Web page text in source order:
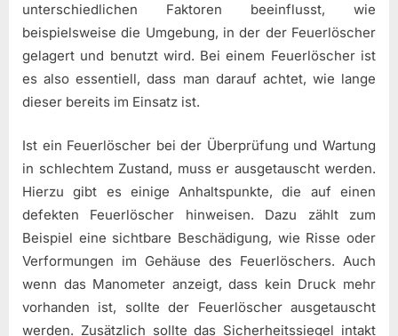
unterschiedlichen Faktoren beeinflusst, wie
beispielsweise die Umgebung, in der der Feuerlöscher
gelagert und benutzt wird. Bei einem Feuerlöscher ist
es also essentiell, dass man darauf achtet, wie lange
dieser bereits im Einsatz ist.
Ist ein Feuerlöscher bei der Überprüfung und Wartung
in schlechtem Zustand, muss er ausgetauscht werden.
Hierzu gibt es einige Anhaltspunkte, die auf einen
defekten Feuerlöscher hinweisen. Dazu zählt zum
Beispiel eine sichtbare Beschädigung, wie Risse oder
Verformungen im Gehäuse des Feuerlöschers. Auch
wenn das Manometer anzeigt, dass kein Druck mehr
vorhanden ist, sollte der Feuerlöscher ausgetauscht
werden. Zusätzlich sollte das Sicherheitssiegel intakt